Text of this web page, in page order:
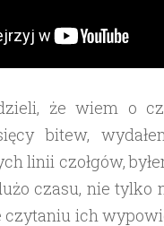
że wiem o
bitew,
linii czołgów,
czasu, nie
czytaniu ich